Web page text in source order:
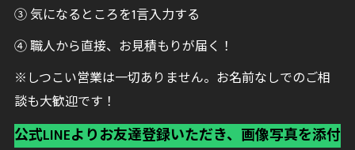
③ 気になるところを1言入力する
④ 職人から直接、お見積もりが届く！
※しつこい営業は一切ありません。お名前なしでのご相
談も大歓迎です！
公式LINEよりお友達登録いただき、画像写真を添付